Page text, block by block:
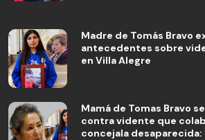
Madre de Tomás Bravo
antecedentes sobre
en Villa Alegre
Mamá de Tomas Bravo
contra vidente que
concejala desaparecida: